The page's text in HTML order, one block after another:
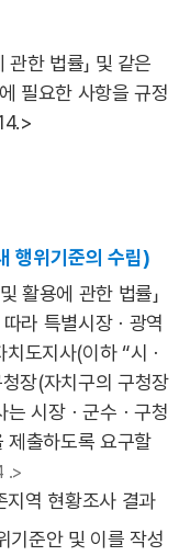
한 법률」 및 같은
필요한 사항을 규정
행위기준의 수립)
활용에 관한 법률」
라 특별시장ㆍ광역
도지사(이하 “시ㆍ
장(자치구의 구청장
는 시장ㆍ군수ㆍ구청
제출하도록 요구할
.>
지역 현황조사 결과
기준안 및 이를 작성